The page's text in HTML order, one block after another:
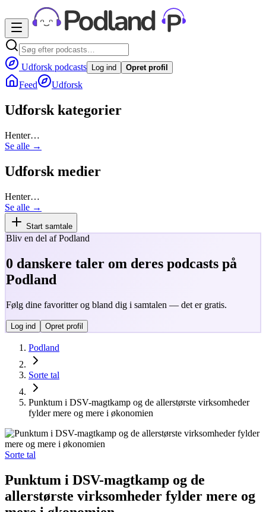
Udforsk podcasts Log ind Opret profil
Feed Udforsk
Udforsk kategorier
Henter…
Se alle →
Udforsk medier
Henter…
Se alle →
Start samtale
Bliv en del af Podland
0 danskere taler om deres podcasts på
Podland
Følg dine favoritter og bland dig i samtalen — det er gratis.
Log ind Opret profil
Podland
Sorte tal
Punktum i DSV-magtkamp og de allerstørste virksomheder
fylder mere og mere i økonomien
Sorte tal
Punktum i DSV-magtkamp og de
allerstørste virksomheder fylder mere og